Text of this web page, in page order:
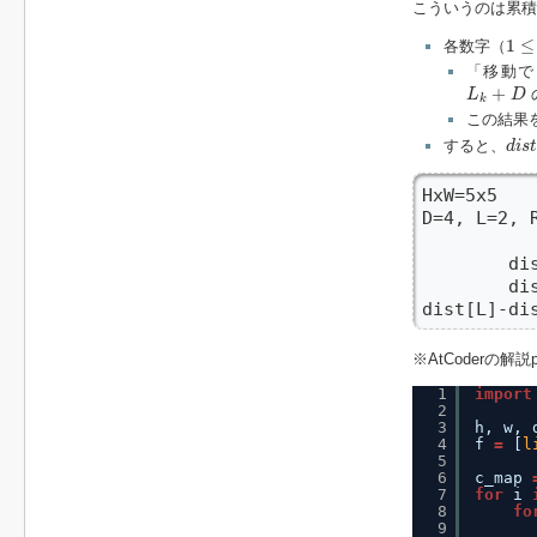
こういうのは累
各数字（ 1 ≤
1 L
「移動
Lk + D
L + D
この結果
すると、 dist
dis t[
HxW=5x5
D=4, L=2,
dist[L]-
※AtCoderの解説
1
2
3
4
5
6
7
8
9
import
h, w,
f = [
c_map
for
i